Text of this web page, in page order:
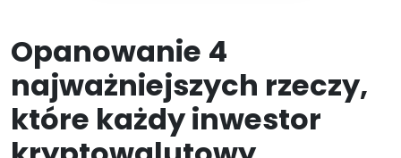
Opanowanie 4
najważniejszych rzeczy,
które każdy inwestor